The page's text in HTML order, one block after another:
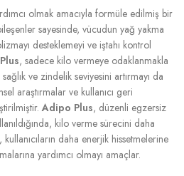
olmak amacıyla formüle edilmiş bir
sayesinde, vücudun yağ yakma
desteklemeyi ve iştahı kontrol
, sadece kilo vermeye odaklanmakla
ve zindelik seviyesini artırmayı da
araştırmalar ve kullanıcı geri
Adipo Plus, düzenli egzersiz
kilo verme sürecini daha
daha enerjik hissetmelerine
yardımcı olmayı amaçlar.